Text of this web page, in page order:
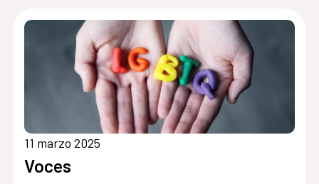
11 marzo 2025
Voces